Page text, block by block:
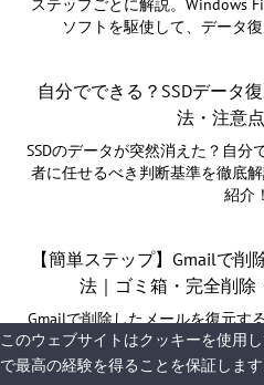
ステップごとに解説。Windows
ソフトを駆使して、データ
自分でできる？SSDデータ
法・注意
SSDのデータが突然消えた？自分
者に任せるべき判断基準を徹底
紹介！
【簡単ステップ】Gmailで
法｜ゴミ箱・完全削除
Gmailで削除したメールを復元す
で解説！ゴミ箱・完全削除・デ
法まで、失った大切なメールを
このウェブサイトはクッキーを使用
で最高の経験を得ることを保証しま